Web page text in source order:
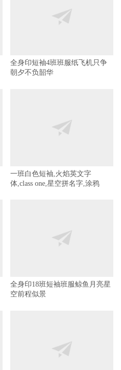
全身印短袖4班班服纸飞机只争
朝夕不负韶华
一班白色短袖,火焰英文字
体,class one,星空拼名字,涂鸦
全身印18班短袖班服鲸鱼月亮星
空前程似景